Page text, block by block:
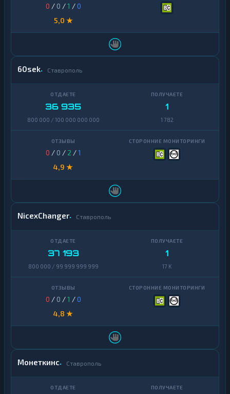
0 / 0 /1 /0
5,0 ★
60sek Ставрополь
36 935
800 000 / 100 000 000 000
1
1 782
0 / 0 / 2 /1
4,9 ★
NicexChanger Ставрополь
37 193
800 000 / 99 999 999 999
1
17 K
0 / 0 /1 /0
4,8 ★
Монеткинс Ставрополь